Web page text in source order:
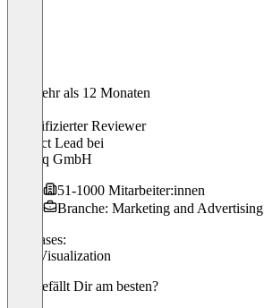
Vor mehr als 12 Monaten
Verifizierter Reviewer
Product Lead bei
emetriq GmbH
51-1000 Mitarbeiter:innen
Branche: Marketing and Advertising
Use cases:
Data Visualization
Was gefällt Dir am besten?